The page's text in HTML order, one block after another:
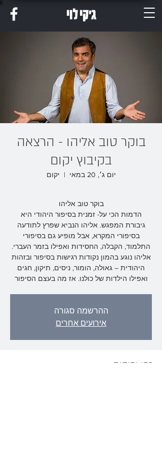
ג'קי לוי
בוקר טוב אליהו - הרצאה
בקיבוץ יקום
יום ג׳, 20 במאי
  |
יקום
הדמות הכי על- זמנית בסיפור היהודי היא
גיבורת המפגש. אליהו הנביא שפרץ לתודעה
בסיפורי המקרא, אבל מופיע גם בסיפורי
התלמוד, הקבלה, החסידות ואפילו בזמר העברי.
אליהו נוגע בהמון נקודות רגישות בסיפור ובזהות
היהודית – גאולה, הומור, ניסים, תיקון, חגים
ואפילו הילדות של כולנו. אז מה בעצם הסיפור
ההרשמה סגורה
אירועים אחרים
זמן ומיקום